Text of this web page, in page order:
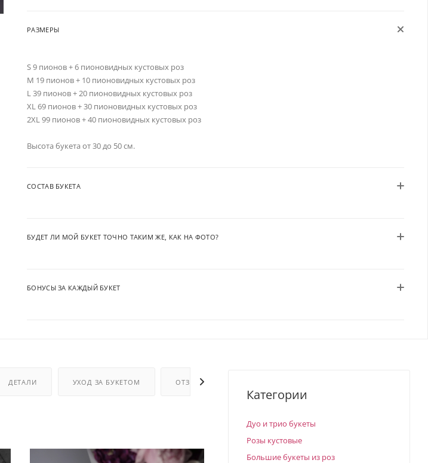
РАЗМЕРЫ
S 9 пионов + 6 пионовидных кустовых роз
M 19 пионов + 10 пионовидных кустовых роз
L 39 пионов + 20 пионовидных кустовых роз
XL 69 пионов + 30 пионовидных кустовых роз
2XL 99 пионов + 40 пионовидных кустовых роз
Высота букета от 30 до 50 см.
СОСТАВ БУКЕТА
БУДЕТ ЛИ МОЙ БУКЕТ ТОЧНО ТАКИМ ЖЕ, КАК НА ФОТО?
БОНУСЫ ЗА КАЖДЫЙ БУКЕТ
ДЕТАЛИ УХОД ЗА БУКЕТОМ ОТЗЫВЫ
Категории
Дуо и трио букеты
Розы кустовые
Большие букеты из роз